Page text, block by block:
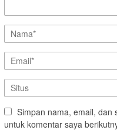
Simpan nama, email, dan
untuk komentar saya